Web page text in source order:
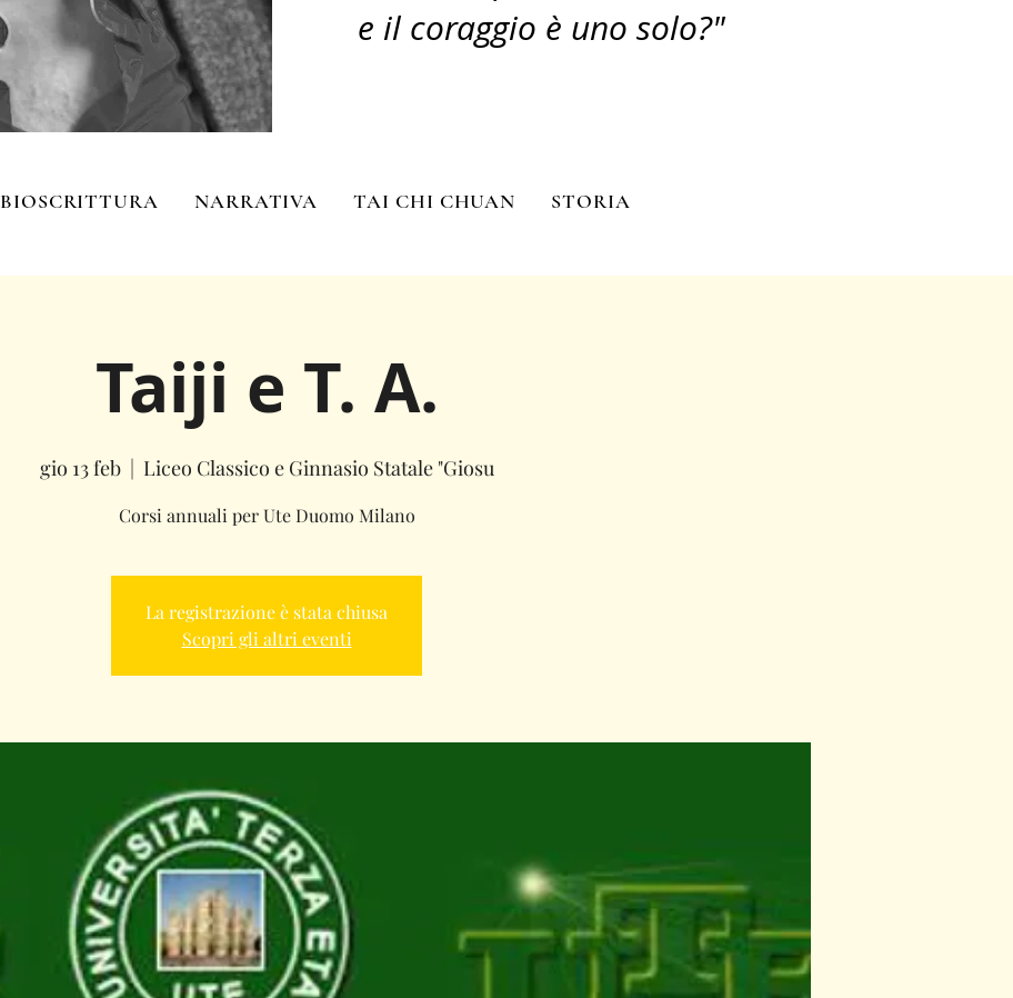
e il coraggio è uno solo?"
BIOSCRITTURA NARRATIVA TAI CHI CHUAN STORIA
Taiji e T. A.
gio 13 feb
  |
Liceo Classico e Ginnasio Statale "Giosu
Corsi annuali per Ute Duomo Milano
La registrazione è stata chiusa
Scopri gli altri eventi